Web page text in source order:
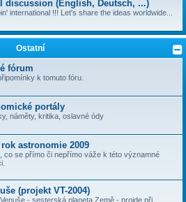
discussion (English, Deutsch, ...)
international !!! Let's share the ideas worldwide...
Ostatní
fórum
k tomuto fóru.
portály
náměty, kritika, oslavné ódy
astronomie 2009
co se přímo či nepřímo váže k této významné
(projekt VT-2004)
- sesterská planeta Země - projde při